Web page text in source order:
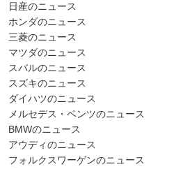
日産のニュース
ホンダのニュース
三菱のニュース
マツダのニュース
スバルのニュース
スズキのニュース
ダイハツのニュース
メルセデス・ベンツのニュース
BMWのニュース
アウディのニュース
フォルクスワーゲンのニュース